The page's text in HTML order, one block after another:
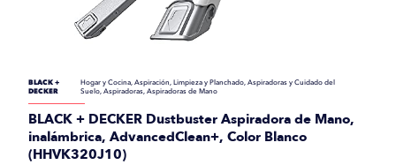
BLACK +
DECKER
Hogar y Cocina, Aspiración, Limpieza y Planchado, Aspiradoras y Cuidado del
Suelo, Aspiradoras, Aspiradoras de Mano
BLACK + DECKER Dustbuster Aspiradora de Mano,
inalámbrica, AdvancedClean+, Color Blanco
(HHVK320J10)